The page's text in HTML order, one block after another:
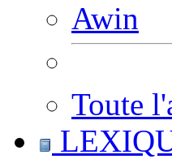
Awin
Toute